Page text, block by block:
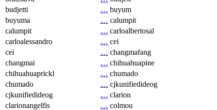
budjetti
… buyum
buyuma
… calumpit
calumpit
… carloalbertosal
carloalessandro
… cei
cei
… changmafang
changmai
… chihuahuapine
chihuahuaprickl
… chumado
chumado
… cjkunifiedideog
cjkunifiedideog
… clarion
clarionangelfis
… colmou